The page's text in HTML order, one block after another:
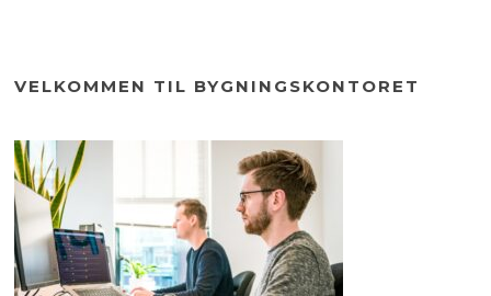
VELKOMMEN TIL BYGNINGSKONTORET